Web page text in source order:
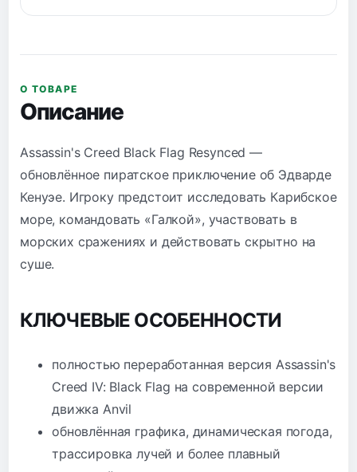
О ТОВАРЕ
Описание
Assassin's Creed Black Flag Resynced —
обновлённое пиратское приключение об Эдварде
Кенуэе. Игроку предстоит исследовать Карибское
море, командовать «Галкой», участвовать в
морских сражениях и действовать скрытно на
суше.
КЛЮЧЕВЫЕ ОСОБЕННОСТИ
полностью переработанная версия Assassin's
Creed IV: Black Flag на современной версии
движка Anvil
обновлённая графика, динамическая погода,
трассировка лучей и более плавный